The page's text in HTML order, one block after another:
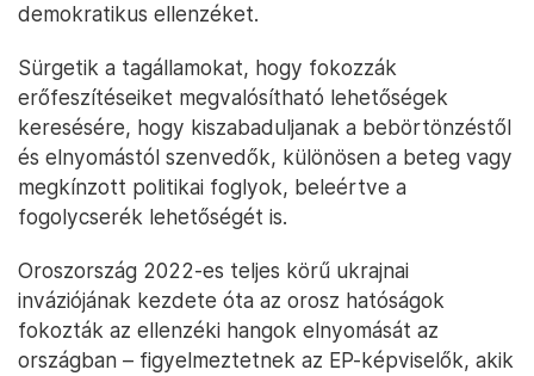
demokratikus ellenzéket.
Sürgetik a tagállamokat, hogy fokozzák
erőfeszítéseiket megvalósítható lehetőségek
keresésére, hogy kiszabaduljanak a bebörtönzéstől
és elnyomástól szenvedők, különösen a beteg vagy
megkínzott politikai foglyok, beleértve a
fogolycserék lehetőségét is.
Oroszország 2022-es teljes körű ukrajnai
inváziójának kezdete óta az orosz hatóságok
fokozták az ellenzéki hangok elnyomását az
országban – figyelmeztetnek az EP-képviselők, akik